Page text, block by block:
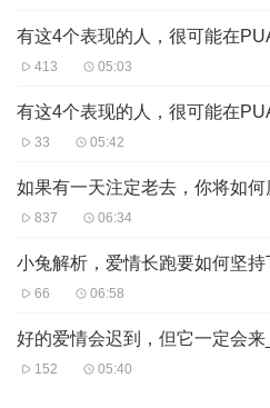
有这4个表现的人，很可能在
413 05:03
有这4个表现的人，很可能在
33 05:42
如果有一天注定老去，你将如何
837 06:34
小兔解析，爱情长跑要如何坚持
66 06:58
好的爱情会迟到，但它一定会来
152 05:40